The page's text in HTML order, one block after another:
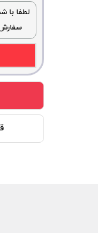
سفارش